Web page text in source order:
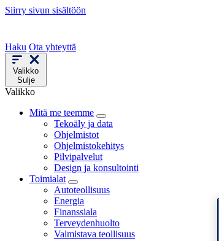
Siirry sivun sisältöön
Haku Ota yhteyttä
Valikko
Sulje
Valikko
Mitä me teemme
Tekoäly ja data
Ohjelmistot
Ohjelmistokehitys
Pilvipalvelut
Design ja konsultointi
Toimialat
Autoteollisuus
Energia
Finanssiala
Terveydenhuolto
Valmistava teollisuus